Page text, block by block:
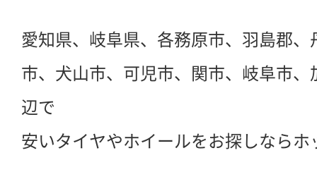
愛知県、岐阜県、各務原市、羽島郡
市、犬山市、可児市、関市、岐阜市
辺で
安いタイヤやホイールをお探しなら